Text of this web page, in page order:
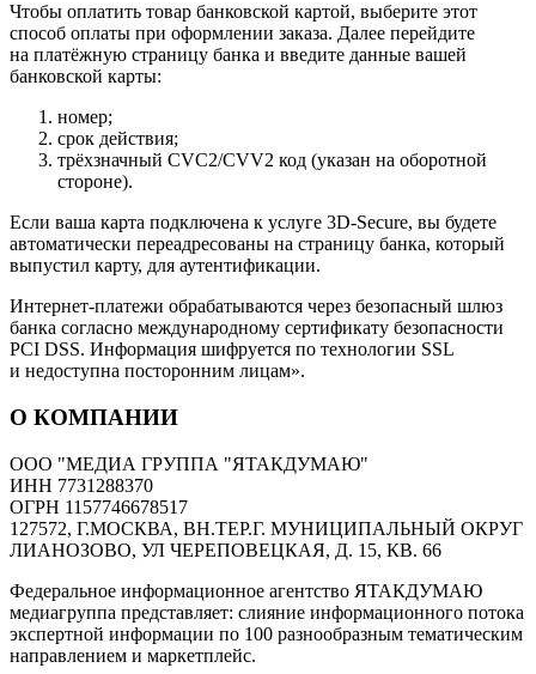
Чтобы оплатить товар банковской картой, выберите этот
способ оплаты при оформлении заказа. Далее перейдите
на платёжную страницу банка и введите данные вашей
банковской карты:
номер;
срок действия;
трёхзначный CVC2/CVV2 код (указан на оборотной
стороне).
Если ваша карта подключена к услуге 3D-Secure, вы будете
автоматически переадресованы на страницу банка, который
выпустил карту, для аутентификации.
Интернет-платежи обрабатываются через безопасный шлюз
банка согласно международному сертификату безопасности
PCI DSS. Информация шифруется по технологии SSL
и недоступна посторонним лицам».
О КОМПАНИИ
ООО "МЕДИА ГРУППА "ЯТАКДУМАЮ"
ИНН 7731288370
ОГРН 1157746678517
127572, Г.МОСКВА, ВН.ТЕР.Г. МУНИЦИПАЛЬНЫЙ ОКРУГ
ЛИАНОЗОВО, УЛ ЧЕРЕПОВЕЦКАЯ, Д. 15, КВ. 66
Федеральное информационное агентство ЯТАКДУМАЮ
медиагруппа представляет: слияние информационного потока
экспертной информации по 100 разнообразным тематическим
направлением и маркетплейс.